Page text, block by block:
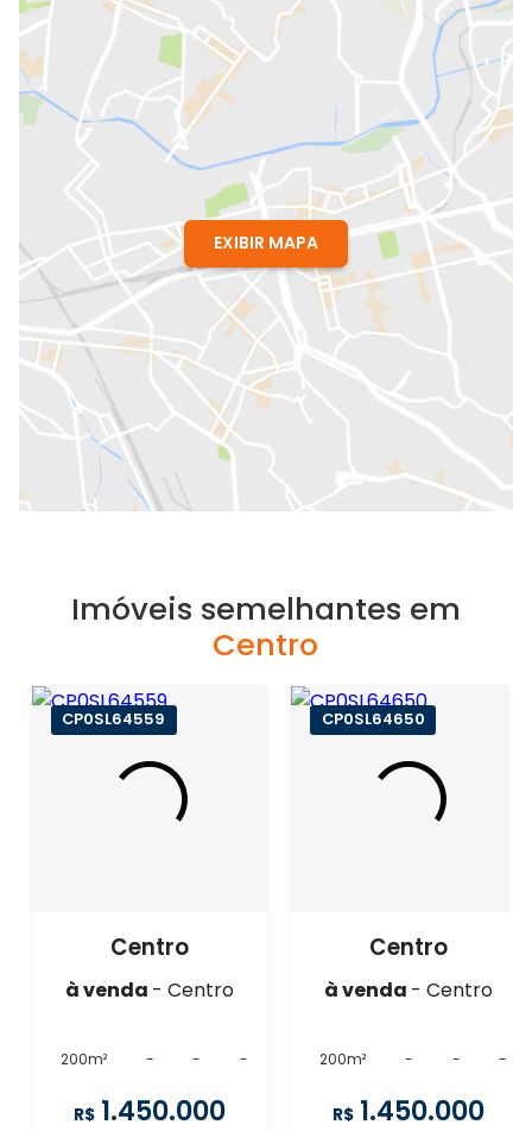
EXIBIR MAPA
Imóveis semelhantes em
Centro
CP0SL64559
Centro
à venda - Centro
200m² - - -
R$ 1.450.000
CP0SL64650
Centro
à venda - Centro
200m² - - -
R$ 1.450.000